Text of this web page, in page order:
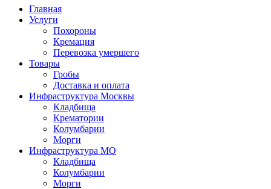
Главная
Услуги
Похороны
Кремация
Перевозка умершего
Товары
Гробы
Доставка и оплата
Инфраструктура Москвы
Кладбища
Крематории
Колумбарии
Морги
Инфраструктура МО
Кладбища
Колумбарии
Морги